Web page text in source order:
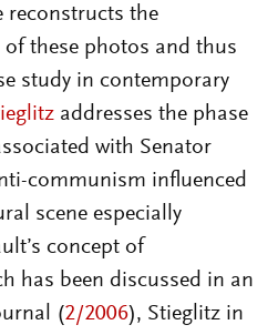
reconstructs the
these photos and thus
study in contemporary
addresses the phase
with Senator
communism influenced
scene especially
concept of
has been discussed in an
(2/2006), Stieglitz in